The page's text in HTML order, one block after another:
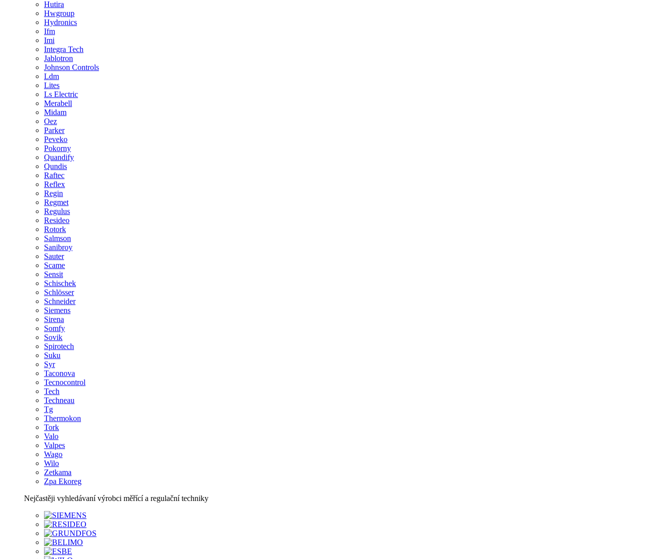
Hutira
Hwgroup
Hydronics
Ifm
Imi
Integra Tech
Jablotron
Johnson Controls
Ldm
Lites
Ls Electric
Merabell
Midam
Oez
Parker
Peveko
Pokorny
Quandify
Qundis
Raftec
Reflex
Regin
Regmet
Regulus
Resideo
Rotork
Salmson
Sanibroy
Sauter
Scame
Sensit
Schischek
Schlösser
Schneider
Siemens
Sirena
Somfy
Sovik
Spirotech
Suku
Syr
Taconova
Tecnocontrol
Tech
Techneau
Tg
Thermokon
Tork
Valo
Valpes
Wago
Wilo
Zetkama
Zpa Ekoreg
Nejčastěji vyhledávaní výrobci měřící a regulační techniky